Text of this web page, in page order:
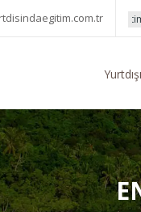
Eğitim Ücretleri